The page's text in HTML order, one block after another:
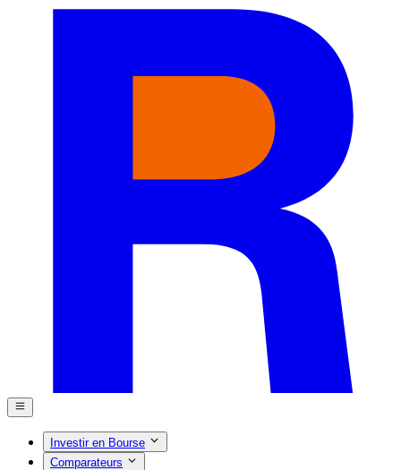
Investir en Bourse
Comparateurs